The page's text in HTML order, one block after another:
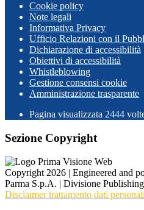
Cookie policy
Note legali
Informativa Privacy
Ufficio Relazioni con il
Dichiarazione di accessibilità
Obiettivi di accessibilità
Whistleblowing
Gestione consensi cookie
Amministrazione trasparente
Pagina visualizzata 2444
Sezione Copyright
Copyright 2026 | Engineered and
Parma S.p.A. | Divisione
Disclaimer trattamento dati personali